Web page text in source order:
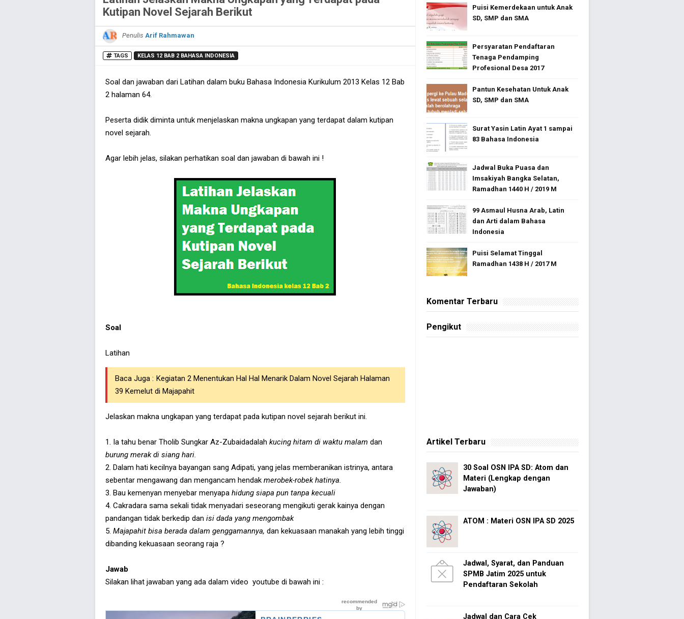
Kutipan Novel Sejarah Berikut
Penulis Arif Rahmawan
TAGS KELAS 12 BAB 2 BAHASA INDONESIA
Soal dan jawaban dari Latihan dalam buku Bahasa Indonesia Kurikulum 2013 Kelas 12 Bab
2 halaman 64.
Peserta didik diminta untuk menjelaskan makna ungkapan yang terdapat dalam kutipan
novel sejarah.
Agar lebih jelas, silakan perhatikan soal dan jawaban di bawah ini !
Soal
Latihan
Baca Juga : Kegiatan 2 Menentukan Hal Hal Menarik Dalam Novel Sejarah Halaman
39 Kemelut di Majapahit
Jelaskan makna ungkapan yang terdapat pada kutipan novel sejarah berikut ini.
1. Ia tahu benar Tholib Sungkar Az-Zubaidadalah kucing hitam di waktu malam dan
burung merak di siang hari.
2. Dalam hati kecilnya bayangan sang Adipati, yang jelas memberanikan istrinya, antara
sebentar mengawang dan mengancam hendak merobek-robek hatinya.
3. Bau kemenyan menyebar menyapa hidung siapa pun tanpa kecuali
4. Cakradara sama sekali tidak menyadari seseorang mengikuti gerak kainya dengan
pandangan tidak berkedip dan isi dada yang mengombak
5. Majapahit bisa berada dalam genggamannya, dan kekuasaan manakah yang lebih tinggi
dibanding kekuasaan seorang raja ?
Jawab
Silakan lihat jawaban yang ada dalam video youtube di bawah ini :
Puisi Kemerdekaan untuk Anak
SD, SMP dan SMA
Persyaratan Pendaftaran
Tenaga Pendamping
Profesional Desa 2017
Pantun Kesehatan Untuk Anak
SD, SMP dan SMA
Surat Yasin Latin Ayat 1 sampai
83 Bahasa Indonesia
Jadwal Buka Puasa dan
Imsakiyah Bangka Selatan,
Ramadhan 1440 H / 2019 M
99 Asmaul Husna Arab, Latin
dan Arti dalam Bahasa
Indonesia
Puisi Selamat Tinggal
Ramadhan 1438 H / 2017 M
Komentar Terbaru
Pengikut
Artikel Terbaru
30 Soal OSN IPA SD: Atom dan
Materi (Lengkap dengan
Jawaban)
ATOM : Materi OSN IPA SD 2025
Jadwal, Syarat, dan Panduan
SPMB Jatim 2025 untuk
Pendaftaran Sekolah
Jadwal dan Cara Cek